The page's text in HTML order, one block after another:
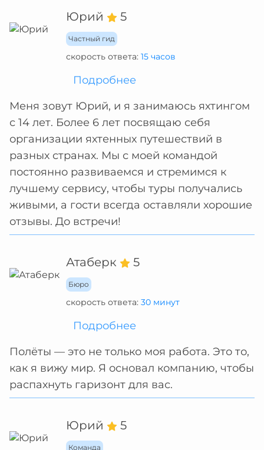
Юрий 5
Частный гид
скорость ответа: 15 часов
Подробнее
Меня зовут Юрий, и я занимаюсь яхтингом
с 14 лет. Более 6 лет посвящаю себя
организации яхтенных путешествий в
разных странах. Мы с моей командой
постоянно развиваемся и стремимся к
лучшему сервису, чтобы туры получались
живыми, а гости всегда оставляли хорошие
отзывы. До встречи!
Атаберк 5
Бюро
скорость ответа: 30 минут
Подробнее
Полёты — это не только моя работа. Это то,
как я вижу мир. Я основал компанию, чтобы
распахнуть гаризонт для вас.
Юрий 5
Команда